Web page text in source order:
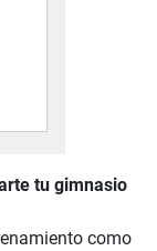
tu gimnasio
como